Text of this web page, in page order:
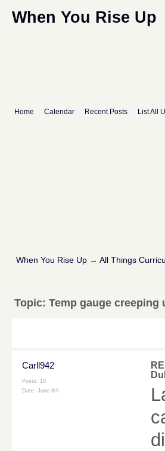
When You Rise Up
Home Calendar Recent Posts List All
When You Rise Up → All Things
Topic: Temp gauge
Carll942
Posts: 10
Date: June 8th